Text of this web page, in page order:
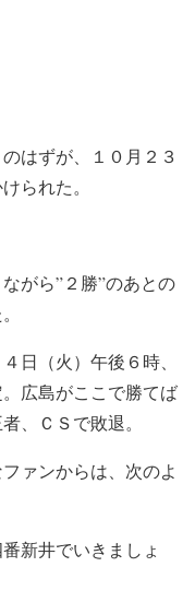
はずが、１０月２３
られた。
がら”２勝”のあとの
日（火）午後６時、
広島がここで勝てば
、ＣＳで敗退。
ァンからは、次のよ
新井でいきましょ